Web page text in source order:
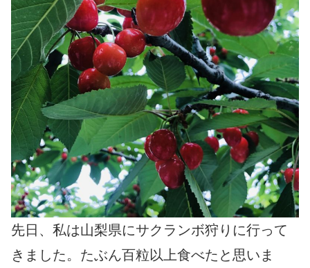
先日、私は山梨県にサクランボ狩りに行って
きました。たぶん百粒以上食べたと思いま